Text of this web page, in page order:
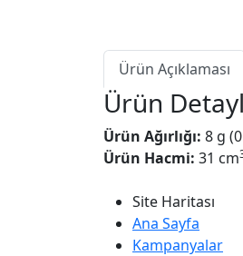
Ürün Açıklaması
Ürün
Ürün Ağırlığı: 8 g
Ürün Hacmi: 31 cm
Site Haritası
Ana Sayfa
Kampanyalar